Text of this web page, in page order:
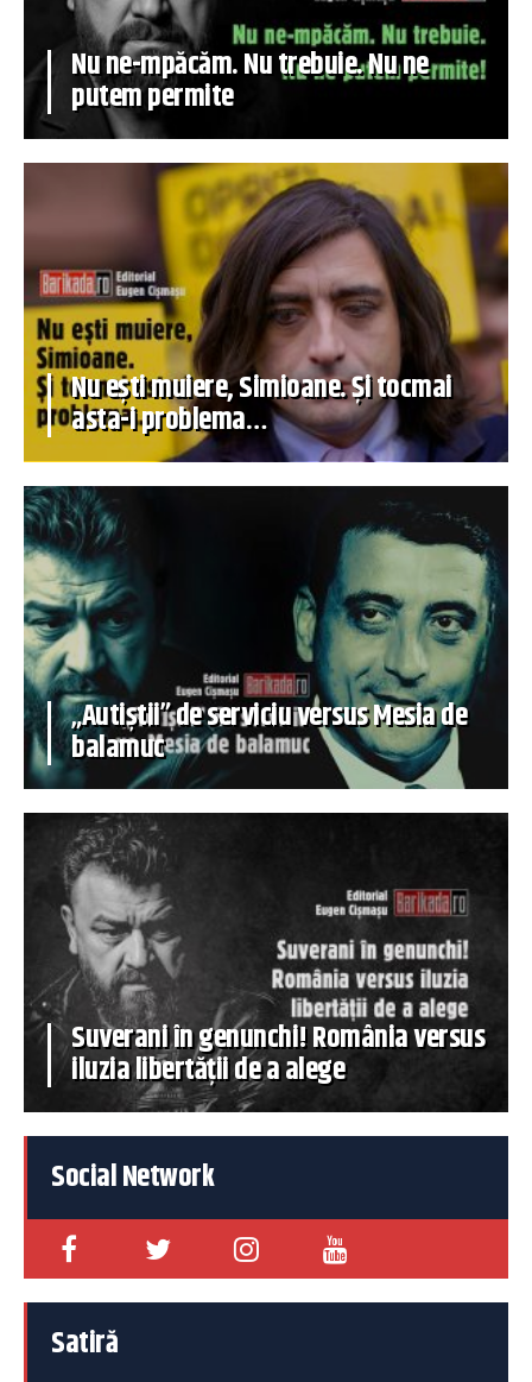
Nu ne-mpăcăm. Nu trebuie. Nu ne
putem permite
Nu ești muiere, Simioane. Și tocmai
asta-i problema…
„Autiștii” de serviciu versus Mesia de
balamuc
Suverani în genunchi! România versus
iluzia libertății de a alege
Social Network
Satiră